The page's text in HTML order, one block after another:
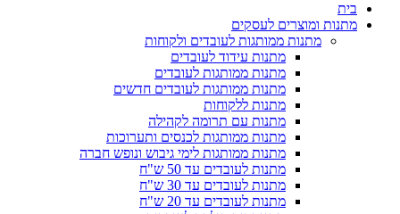
בית
מתנות ומוצרים לעסקים
מתנות ממותגות לעובדים ולקוחות
מתנות עידוד לעובדים
מתנות ממותגות לעובדים
מתנות ממותגות לעובדים חדשים
מתנות ללקוחות
מתנות עם תרומה לקהילה
מתנות ממותגות לכנסים ותערוכות
מתנות ממותגות לימי גיבוש ונופש חברה
מתנות לעובדים עד 50 ש"ח
מתנות לעובדים עד 30 ש"ח
מתנות לעובדים עד 20 ש"ח